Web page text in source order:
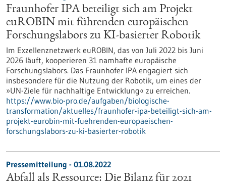
Fraunhofer IPA beteiligt sich am Projekt
euROBIN mit führenden europäischen
Forschungslabors zu KI-basierter Robotik
Im Exzellenznetzwerk euROBIN, das von Juli 2022 bis Juni
2026 läuft, kooperieren 31 namhafte europäische
Forschungslabors. Das Fraunhofer IPA engagiert sich
insbesondere für die Nutzung der Robotik, um eines der
»UN-Ziele für nachhaltige Entwicklung« zu erreichen.
https://www.bio-pro.de/aufgaben/biologische-
transformation/aktuelles/fraunhofer-ipa-beteiligt-sich-am-
projekt-eurobin-mit-fuehrenden-europaeischen-
forschungslabors-zu-ki-basierter-robotik
Pressemitteilung - 01.08.2022
Abfall als Ressource: Die Bilanz für 2021